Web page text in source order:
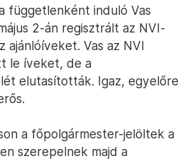
függetlenként induló Vas
2-án regisztrált az NVI-
ajánlóíveket. Vas az NVI
le íveket, de a
elutasították. Igaz, egyelőre
a főpolgármester-jelöltek a
szerepelnek majd a